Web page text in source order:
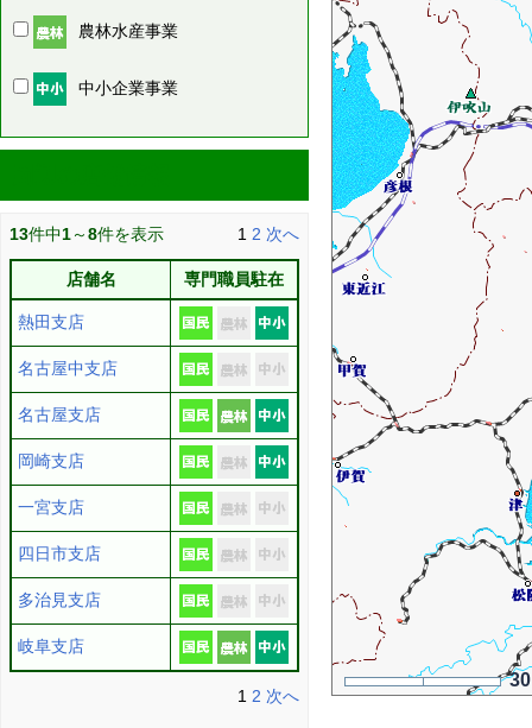
農林水産事業
中小企業事業
13件中1～8件を表示 1 2 次へ
店舗名 専門職員駐在
熱田支店
名古屋中支店
名古屋支店
岡崎支店
一宮支店
四日市支店
多治見支店
岐阜支店
1 2 次へ